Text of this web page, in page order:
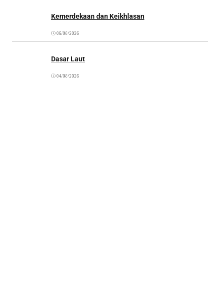
Kemerdekaan dan Keikhlasan
06/08/2026
Dasar Laut
04/08/2026